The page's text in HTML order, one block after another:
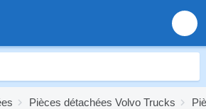
Pièces détachées Volvo Trucks